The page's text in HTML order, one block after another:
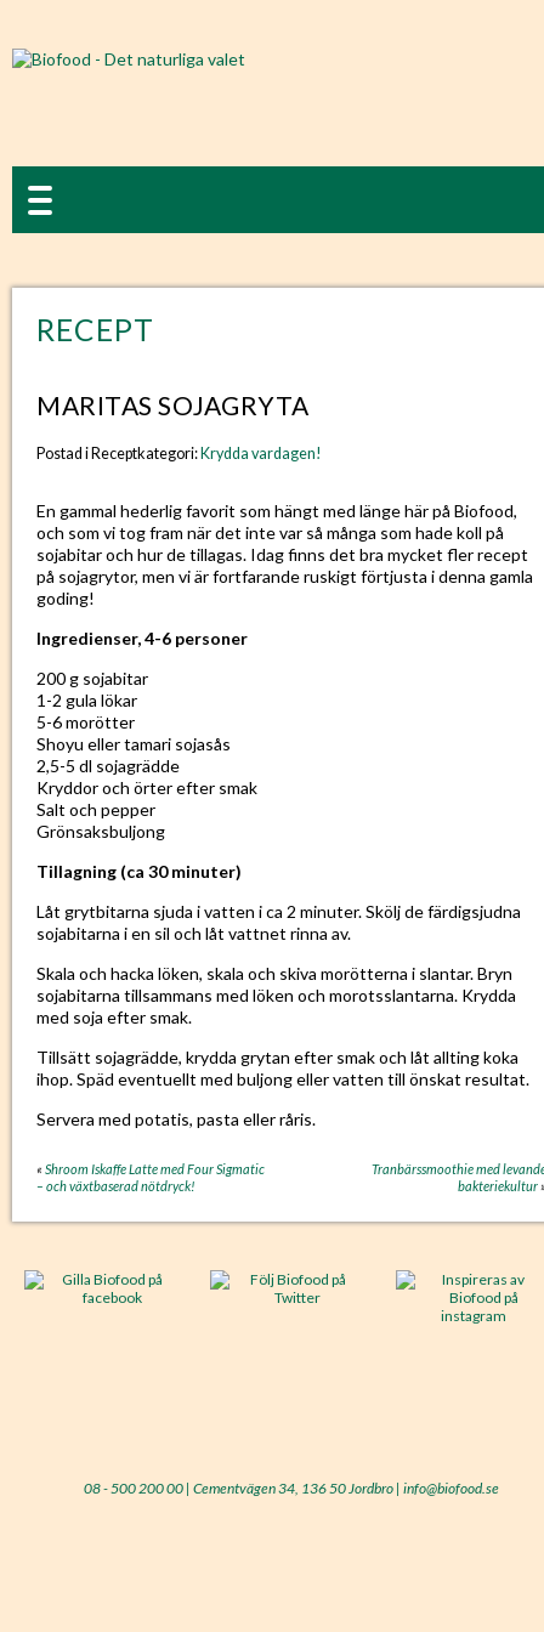
RECEPT
MARITAS SOJAGRYTA
Postad i Receptkategori: Krydda vardagen!
En gammal hederlig favorit som hängt med länge här på Biofood,
och som vi tog fram när det inte var så många som hade koll på
sojabitar och hur de tillagas. Idag finns det bra mycket fler recept
på sojagrytor, men vi är fortfarande ruskigt förtjusta i denna gamla
goding!
Ingredienser, 4-6 personer
200 g sojabitar
1-2 gula lökar
5-6 morötter
Shoyu eller tamari sojasås
2,5-5 dl sojagrädde
Kryddor och örter efter smak
Salt och pepper
Grönsaksbuljong
Tillagning (ca 30 minuter)
Låt grytbitarna sjuda i vatten i ca 2 minuter. Skölj de färdigsjudna
sojabitarna i en sil och låt vattnet rinna av.
Skala och hacka löken, skala och skiva morötterna i slantar. Bryn
sojabitarna tillsammans med löken och morotsslantarna. Krydda
med soja efter smak.
Tillsätt sojagrädde, krydda grytan efter smak och låt allting koka
ihop. Späd eventuellt med buljong eller vatten till önskat resultat.
Servera med potatis, pasta eller råris.
« Shroom Iskaffe Latte med Four Sigmatic
– och växtbaserad nötdryck!
Tranbärssmoothie med
bakteriekultur
08 - 500 200 00 | Cementvägen 34, 136 50 Jordbro | info@biofood.se